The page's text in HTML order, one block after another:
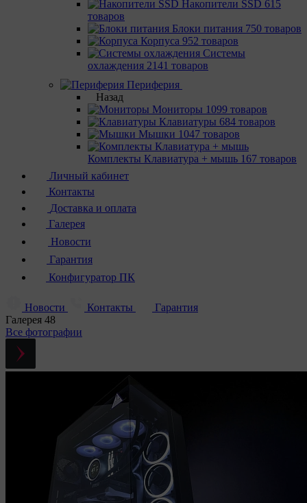
Накопители SSD 615
товаров
Блоки питания 750 товаров
Корпуса 952 товаров
Системы
охлаждения 2141 товаров
Периферия
Назад
Мониторы 1099 товаров
Клавиатуры 684 товаров
Мышки 1047 товаров
Комплекты Клавиатура + мышь 167 товаров
Личный кабинет
Контакты
Доставка и оплата
Галерея
Новости
Гарантия
Конфигуратор ПК
Новости Контакты
Гарантия
Галерея 48
Все фотографии